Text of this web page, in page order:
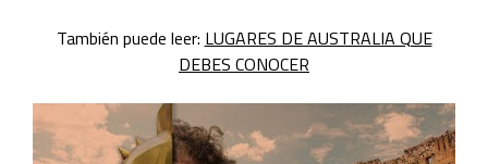
También puede leer: LUGARES DE AUSTRALIA QUE
DEBES CONOCER